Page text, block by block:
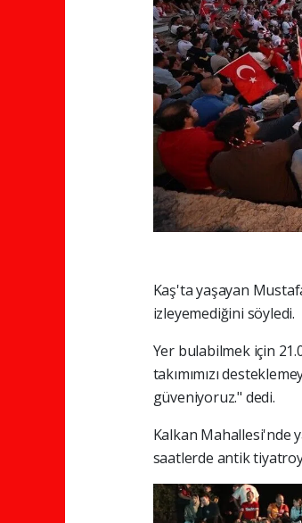
Kaş'ta yaşayan
izleyemediğini söyledi.
Yer bulabilmek için
takımımızı
güveniyoruz." dedi.
Kalkan Mahallesi'nde
saatlerde antik